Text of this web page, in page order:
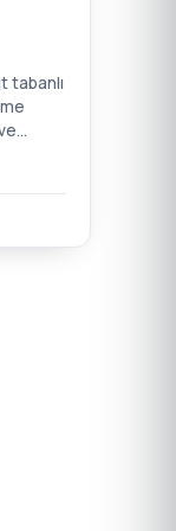
tabanlı